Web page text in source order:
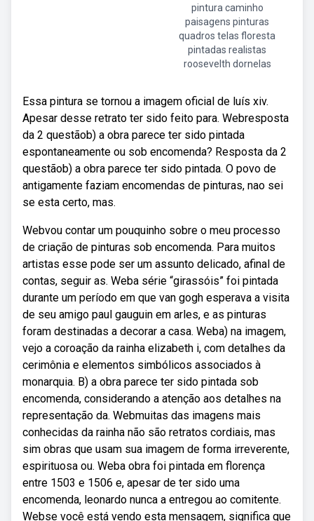
pintura caminho
paisagens pinturas
quadros telas floresta
pintadas realistas
roosevelth dornelas
Essa pintura se tornou a imagem oficial de luís xiv.
Apesar desse retrato ter sido feito para. Webresposta
da 2 questãob) a obra parece ter sido pintada
espontaneamente ou sob encomenda? Resposta da 2
questãob) a obra parece ter sido pintada. O povo de
antigamente faziam encomendas de pinturas, nao sei
se esta certo, mas.
Webvou contar um pouquinho sobre o meu processo
de criação de pinturas sob encomenda. Para muitos
artistas esse pode ser um assunto delicado, afinal de
contas, seguir as. Weba série “girassóis” foi pintada
durante um período em que van gogh esperava a visita
de seu amigo paul gauguin em arles, e as pinturas
foram destinadas a decorar a casa. Weba) na imagem,
vejo a coroação da rainha elizabeth i, com detalhes da
cerimônia e elementos simbólicos associados à
monarquia. B) a obra parece ter sido pintada sob
encomenda, considerando a atenção aos detalhes na
representação da. Webmuitas das imagens mais
conhecidas da rainha não são retratos cordiais, mas
sim obras que usam sua imagem de forma irreverente,
espirituosa ou. Weba obra foi pintada em florença
entre 1503 e 1506 e, apesar de ter sido uma
encomenda, leonardo nunca a entregou ao comitente.
Webse você está vendo esta mensagem, significa que